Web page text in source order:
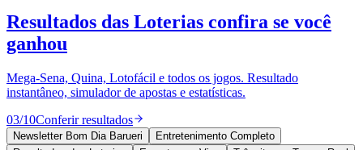
Anuncie no Portal
Cadastrar Empresa
Divulgar Vagas
Política
Esportes
Saúde
Resultados das Loterias confira se você
ganhou
Mega-Sena, Quina, Lotofácil e todos os jogos. Resultado
instantâneo, simulador de apostas e estatísticas.
03/10Conferir resultados
Newsletter Bom Dia Barueri
Entretenimento Completo